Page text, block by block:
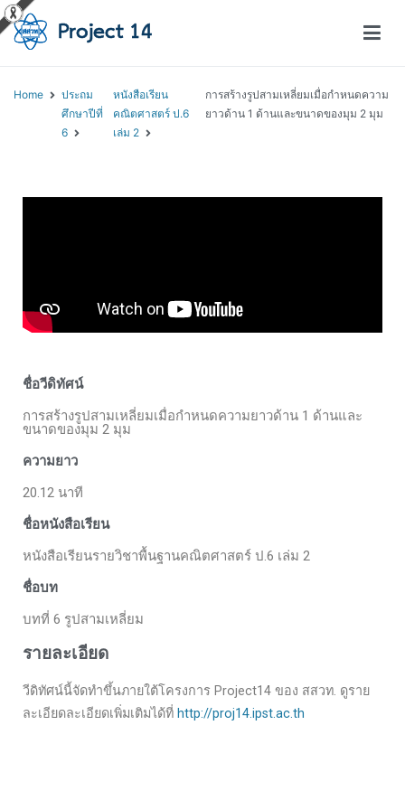
Home
ประถม
ศึกษาปีที่
6
หนังสือเรียน
คณิตศาสตร์ ป.6
เล่ม 2
การสร้างรูปสามเหลี่ยมเมื่อกำหนดความ
ยาวด้าน 1 ด้านและขนาดของมุม 2 มุม
ชื่อวีดิทัศน์
การสร้างรูปสามเหลี่ยมเมื่อกำหนดความยาวด้าน 1 ด้านและ
ขนาดของมุม 2 มุม
ความยาว
20.12 นาที
ชื่อหนังสือเรียน
หนังสือเรียนรายวิชาพื้นฐานคณิตศาสตร์ ป.6 เล่ม 2
ชื่อบท
บทที่ 6 รูปสามเหลี่ยม
รายละเอียด
วีดิทัศน์นี้จัดทำขึ้นภายใต้โครงการ Project14 ของ สสวท. ดูราย
ละเอียดละเอียดเพิ่มเติมได้ที่ http://proj14.ipst.ac.th